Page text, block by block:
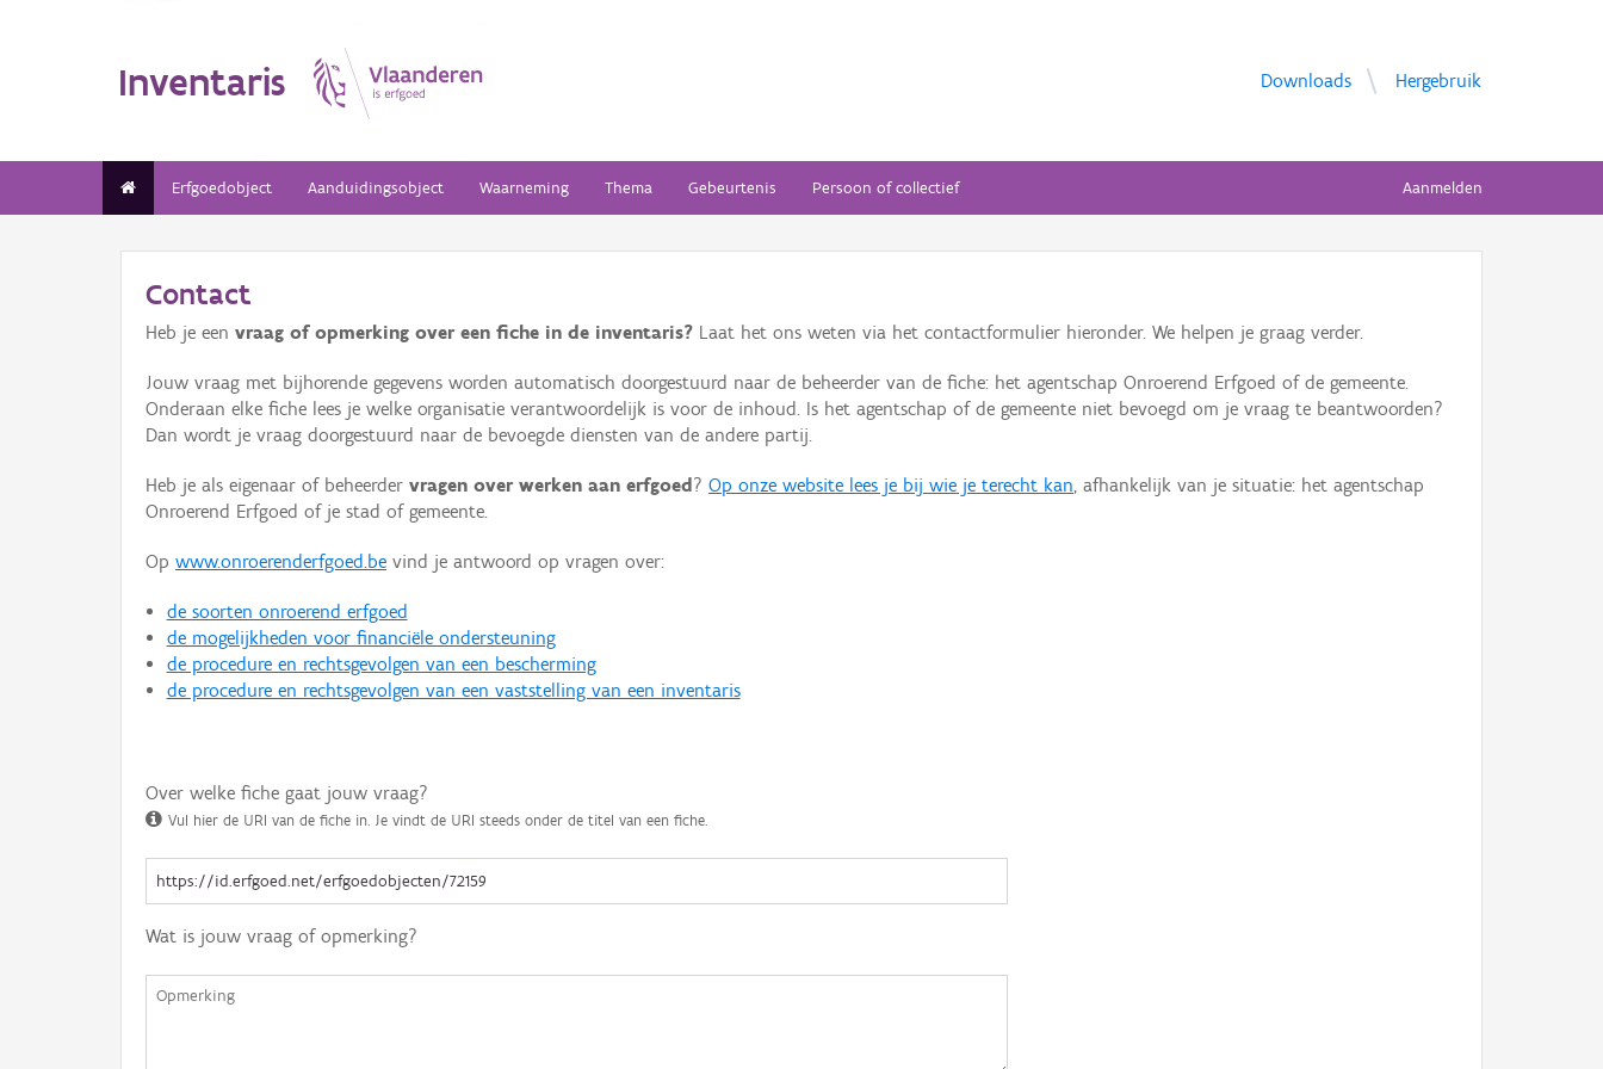
Inventaris Downloads Hergebruik
Erfgoedobject Aanduidingsobject Waarneming Thema Gebeurtenis Persoon of collectief Aanmelden
Contact
Heb je een vraag of opmerking over een fiche in de inventaris? Laat het ons weten via het contactformulier hieronder. We helpen je graag verder.
Jouw vraag met bijhorende gegevens worden automatisch doorgestuurd naar de beheerder van de fiche: het agentschap Onroerend Erfgoed of de gemeente.
Onderaan elke fiche lees je welke organisatie verantwoordelijk is voor de inhoud. Is het agentschap of de gemeente niet bevoegd om je vraag te beantwoorden?
Dan wordt je vraag doorgestuurd naar de bevoegde diensten van de andere partij.
Heb je als eigenaar of beheerder vragen over werken aan erfgoed ? Op onze website lees je bij wie je terecht kan, afhankelijk van je situatie: het agentschap
Onroerend Erfgoed of je stad of gemeente.
Op www.onroerenderfgoed.be vind je antwoord op vragen over:
de soorten onroerend erfgoed
de mogelijkheden voor financiële ondersteuning
de procedure en rechtsgevolgen van een bescherming
de procedure en rechtsgevolgen van een vaststelling van een inventaris
Over welke fiche gaat jouw vraag?
Vul hier de URI van de fiche in. Je vindt de URI steeds onder de titel van een fiche.
Wat is jouw vraag of opmerking?